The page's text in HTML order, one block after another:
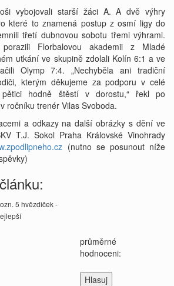
vybojovali starší žáci A. A dvě výhry
které to znamená postup z osmí ligy do
třetí dubnovou sobotu třemi výhrami.
porazili Florbalovou akademii z Mladé
utkání ve skupině zdolali Kolín 6:1 a ve
Olymp 7:4. „Nechyběla ani tradiční
kterým děkujeme za podporu v celé
hodně štěstí v dorostu,“ řekl po
ročníku trenér Vilas Svoboda.
a odkazy na další obrázky s dění ve
T.J. Sokol Praha Královské Vinohrady
(nutno se posunout níže
5 hvězdiček -
průměrné
hodnoceni: